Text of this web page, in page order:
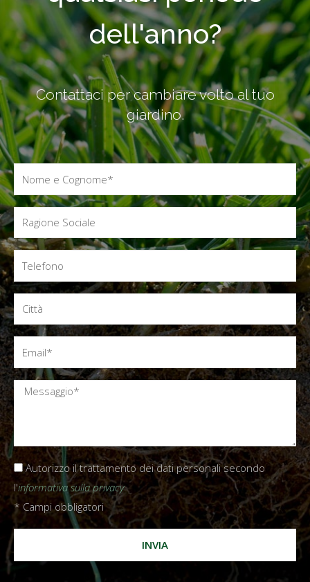
dell'anno?
Contattaci per cambiare volto al tuo
giardino.
Autorizzo il trattamento dei dati personali secondo
l'informativa sulla privacy
* Campi obbligatori
INVIA